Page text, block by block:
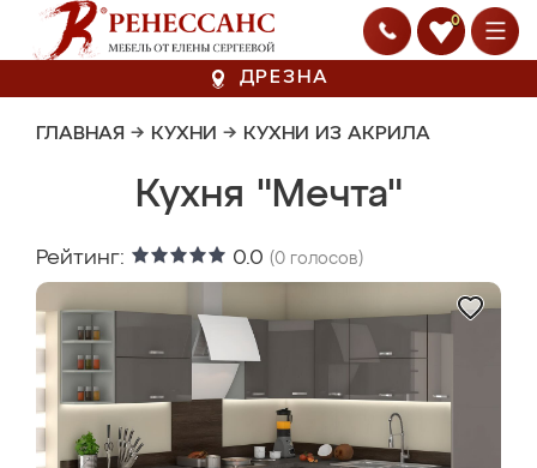
0
ДРЕЗНА
ГЛАВНАЯ → КУХНИ → КУХНИ ИЗ АКРИЛА
Кухня "Мечта"
Рейтинг: 0.0 (0 голосов)